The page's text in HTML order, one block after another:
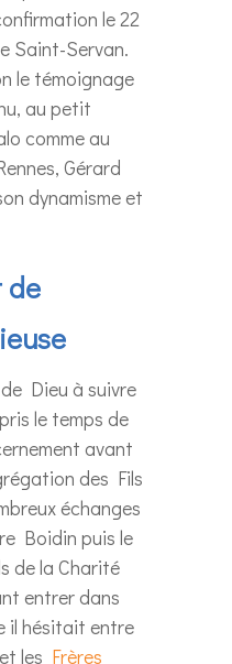
le 22
Saint-Servan.
le témoignage
au petit
comme au
Gérard
dynamisme et
de
Dieu à suivre
le temps de
avant
des Fils
échanges
Boidin puis le
de la Charité
entrer dans
il hésitait entre
les Frères